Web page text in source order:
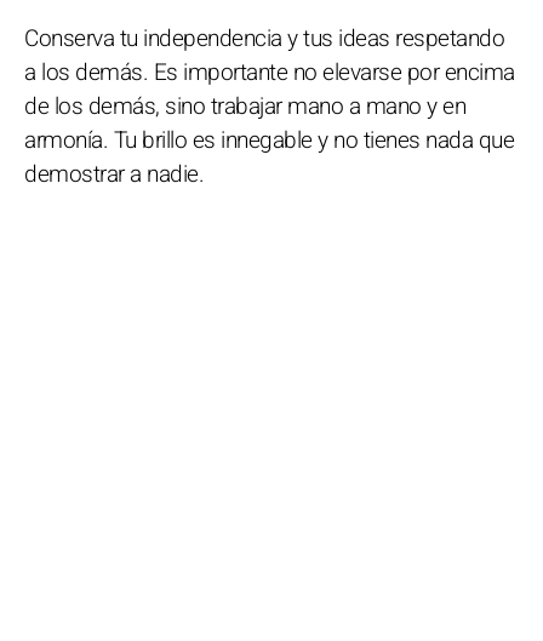
Conserva tu independencia y tus ideas respetando
a los demás. Es importante no elevarse por encima
de los demás, sino trabajar mano a mano y en
armonía. Tu brillo es innegable y no tienes nada que
demostrar a nadie.